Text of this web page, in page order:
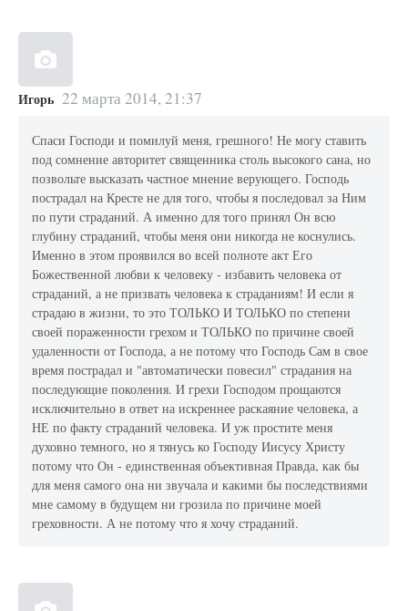
Игорь 22 марта 2014, 21:37
Спаси Господи и помилуй меня, грешного! Не могу ставить
под сомнение авторитет священника столь высокого сана, но
позвольте высказать частное мнение верующего. Господь
пострадал на Кресте не для того, чтобы я последовал за Ним
по пути страданий. А именно для того принял Он всю
глубину страданий, чтобы меня они никогда не коснулись.
Именно в этом проявился во всей полноте акт Его
Божественной любви к человеку - избавить человека от
страданий, а не призвать человека к страданиям! И если я
страдаю в жизни, то это ТОЛЬКО И ТОЛЬКО по степени
своей пораженности грехом и ТОЛЬКО по причине своей
удаленности от Господа, а не потому что Господь Сам в свое
время пострадал и "автоматически повесил" страдания на
последующие поколения. И грехи Господом прощаются
исключительно в ответ на искреннее раскаяние человека, а
НЕ по факту страданий человека. И уж простите меня
духовно темного, но я тянусь ко Господу Иисусу Христу
потому что Он - единственная объективная Правда, как бы
для меня самого она ни звучала и какими бы последствиями
мне самому в будущем ни грозила по причине моей
греховности. А не потому что я хочу страданий.